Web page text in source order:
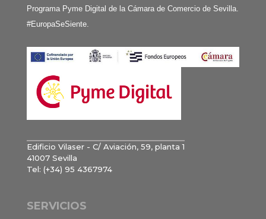
Programa Pyme Digital de la Cámara de Comercio de Sevilla.
#EuropaSeSiente.
Edificio Vilaser - C/ Aviación, 59, planta 1
41007 Sevilla
Tel: (+34) 95 4367974
SERVICIOS